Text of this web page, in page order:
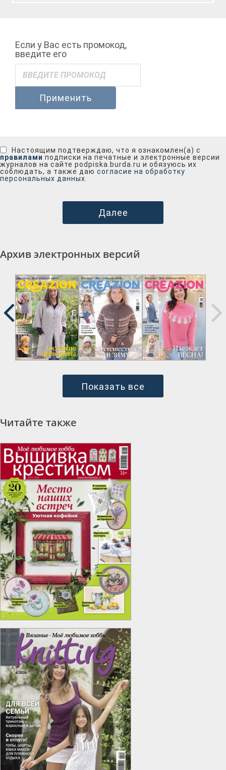
Если у Вас есть промокод,
введите его
Применить
Настоящим подтверждаю, что я ознакомлен(а) с
правилами подписки на печатные и электронные версии
журналов на сайте podpiska.burda.ru и обязуюсь их
соблюдать, а также даю согласие на обработку
персональных данных.
Далее
Архив электронных версий
Показать все
Читайте также